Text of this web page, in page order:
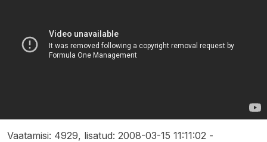
Vaatamisi: 4929, lisatud: 2008-03-15 11:11:02 -